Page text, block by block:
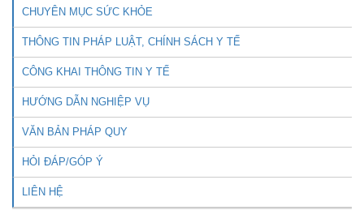
CHUYÊN MỤC SỨC KHỎE
THÔNG TIN PHÁP LUẬT, CHÍNH SÁCH Y TẾ
CÔNG KHAI THÔNG TIN Y TẾ
HƯỚNG DẪN NGHIỆP VỤ
VĂN BẢN PHÁP QUY
HỎI ĐÁP/GÓP Ý
LIÊN HỆ